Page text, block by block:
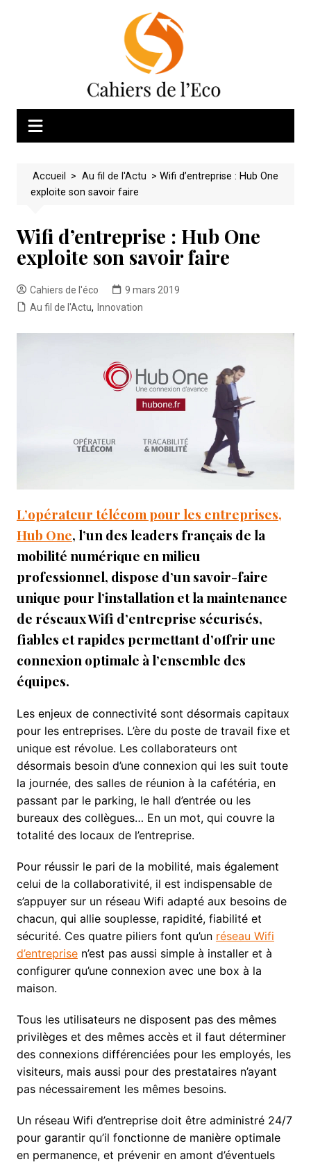
Accueil > Au fil de l'Actu > Wifi d’entreprise : Hub One
exploite son savoir faire
Wifi d’entreprise : Hub One
exploite son savoir faire
Cahiers de l'éco
9 mars 2019
Au fil de l'Actu, Innovation
L’opérateur télécom pour les entreprises,
Hub One, l’un des leaders français de la
mobilité numérique en milieu
professionnel, dispose d’un savoir-faire
unique pour l’installation et la maintenance
de réseaux Wifi d’entreprise sécurisés,
fiables et rapides permettant d’offrir une
connexion optimale à l’ensemble des
équipes.
Les enjeux de connectivité sont désormais capitaux
pour les entreprises. L’ère du poste de travail fixe et
unique est révolue. Les collaborateurs ont
désormais besoin d’une connexion qui les suit toute
la journée, des salles de réunion à la cafétéria, en
passant par le parking, le hall d’entrée ou les
bureaux des collègues… En un mot, qui couvre la
totalité des locaux de l’entreprise.
Pour réussir le pari de la mobilité, mais également
celui de la collaborativité, il est indispensable de
s’appuyer sur un réseau Wifi adapté aux besoins de
chacun, qui allie souplesse, rapidité, fiabilité et
sécurité. Ces quatre piliers font qu’un réseau Wifi
d’entreprisen’est pas aussi simple à installer et à
configurer qu’une connexion avec une box à la
maison.
Tous les utilisateurs ne disposent pas des mêmes
privilèges et des mêmes accès et il faut déterminer
des connexions différenciées pour les employés, les
visiteurs, mais aussi pour des prestataires n’ayant
pas nécessairement les mêmes besoins.
Un réseau Wifi d’entreprise doit être administré 24/7
pour garantir qu’il fonctionne de manière optimale
en permanence, et prévenir en amont d’éventuels